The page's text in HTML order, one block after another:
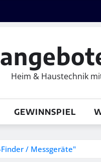
Heim & Haustechnik
GEWINNSPIEL
/ Messgeräte"